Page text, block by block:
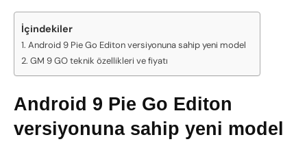
İçindekiler
Android 9 Pie Go Editon versiyonuna sahip yeni model
GM 9 GO teknik özellikleri ve fiyatı
Android 9 Pie Go Editon
versiyonuna sahip yeni model